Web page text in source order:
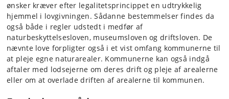
ønsker kræver efter legalitetsprincippet en udtrykkelig
hjemmel i lovgivningen. Sådanne bestemmelser findes da
også både i regler udstedt i medfør af
naturbeskyttelsesloven, museumsloven og driftsloven. De
nævnte love forpligter også i et vist omfang kommunerne til
at pleje egne naturarealer. Kommunerne kan også indgå
aftaler med lodsejerne om deres drift og pleje af arealerne
eller om at overlade driften af arealerne til kommunen.